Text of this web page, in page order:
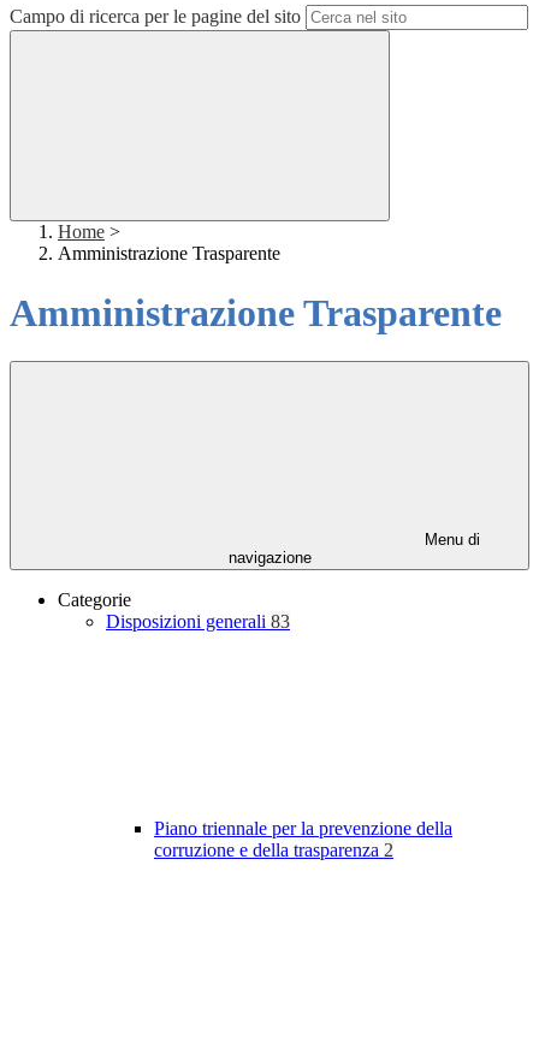
Campo di ricerca per le pagine del sito
Home >
Amministrazione Trasparente
Amministrazione Trasparente
Menu di
navigazione
Categorie
Disposizioni generali 83
Piano triennale per la prevenzione della
corruzione e della trasparenza 2